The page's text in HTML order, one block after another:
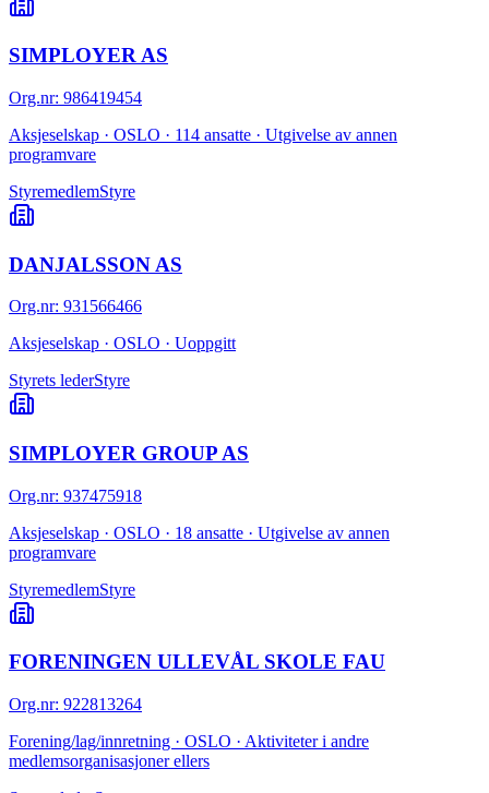
SIMPLOYER AS
Org.nr: 986419454
Aksjeselskap · OSLO · 114 ansatte · Utgivelse av annen
programvare
StyremedlemStyre
DANJALSSON AS
Org.nr: 931566466
Aksjeselskap · OSLO · Uoppgitt
Styrets lederStyre
SIMPLOYER GROUP AS
Org.nr: 937475918
Aksjeselskap · OSLO · 18 ansatte · Utgivelse av annen
programvare
StyremedlemStyre
FORENINGEN ULLEVÅL SKOLE FAU
Org.nr: 922813264
Forening/lag/innretning · OSLO · Aktiviteter i andre
medlemsorganisasjoner ellers